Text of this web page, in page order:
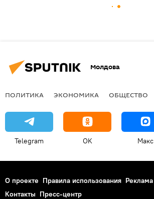
Молдова
ПОЛИТИКА ЭКОНОМИКА ОБЩЕСТВО
Telegram OK Макс
О проекте Правила использования Реклама
Контакты Пресс-центр